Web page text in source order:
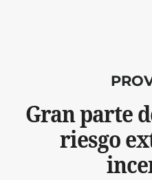
Gran parte
riesgo